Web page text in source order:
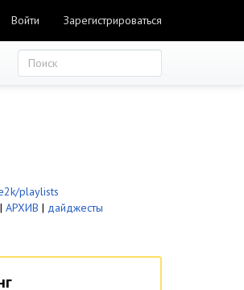
Войти Зарегистрироваться
playlists
| АРХИВ | дайджесты